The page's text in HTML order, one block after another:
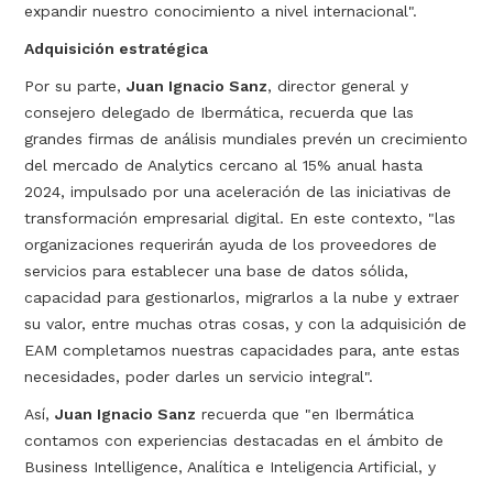
expandir nuestro conocimiento a nivel internacional".
Adquisición estratégica
Por su parte,Juan Ignacio Sanz, director general y
consejero delegado de Ibermática, recuerda que las
grandes firmas de análisis mundiales prevén un crecimiento
del mercado de Analytics cercano al 15% anual hasta
2024, impulsado por una aceleración de las iniciativas de
transformación empresarial digital. En este contexto, "las
organizaciones requerirán ayuda de los proveedores de
servicios para establecer una base de datos sólida,
capacidad para gestionarlos, migrarlos a la nube y extraer
su valor, entre muchas otras cosas, y con la adquisición de
EAM completamos nuestras capacidades para, ante estas
necesidades, poder darles un servicio integral".
Así,Juan Ignacio Sanz recuerda que "en Ibermática
contamos con experiencias destacadas en el ámbito de
Business Intelligence, Analítica e Inteligencia Artificial, y